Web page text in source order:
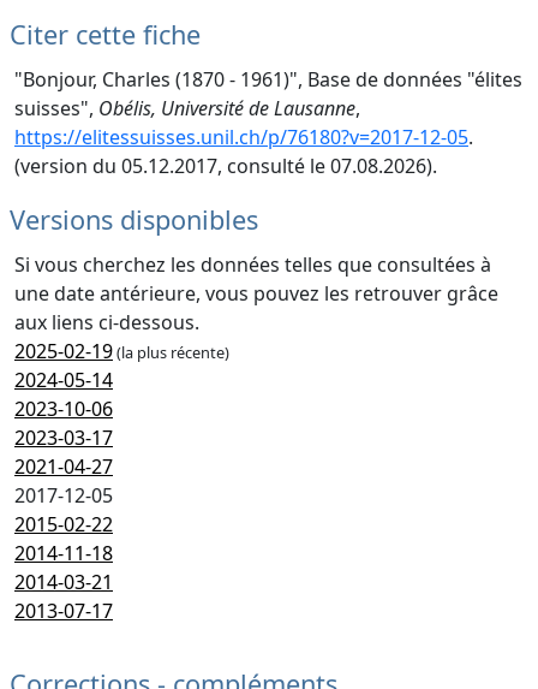
Citer cette fiche
"Bonjour, Charles (1870 - 1961)", Base de données "élites
suisses", Obélis, Université de Lausanne,
https://elitessuisses.unil.ch/p/76180?v=2017-12-05.
(version du 05.12.2017, consulté le 07.08.2026).
Versions disponibles
Si vous cherchez les données telles que consultées à
une date antérieure, vous pouvez les retrouver grâce
aux liens ci-dessous.
2025-02-19(la plus récente)
2024-05-14
2023-10-06
2023-03-17
2021-04-27
2017-12-05
2015-02-22
2014-11-18
2014-03-21
2013-07-17